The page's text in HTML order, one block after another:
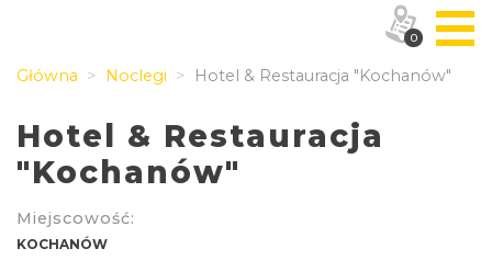
Główna Noclegi Hotel & Restauracja "Kochanów"
Hotel & Restauracja
"Kochanów"
Miejscowość:
KOCHANÓW
0